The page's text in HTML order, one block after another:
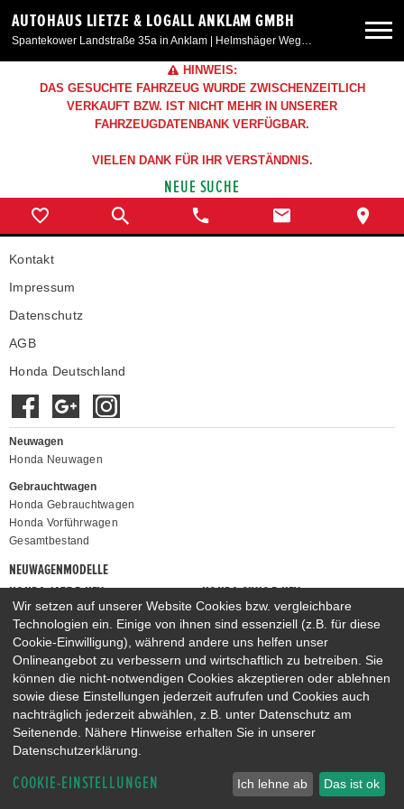
AUTOHAUS LIETZE & LOGALL ANKLAM GMBH
Spantekower Landstraße 35a in Anklam | Helmshäger Weg 6 in Weitenhagen/Greifswald
Neuwagen
Angebote
Service & Zubehör
Unser Autohaus
HINWEIS:
DAS GESUCHTE FAHRZEUG WURDE ZWISCHENZEITLICH
VERKAUFT BZW. IST NICHT MEHR IN UNSERER
FAHRZEUGDATENBANK VERFÜGBAR.
VIELEN DANK FÜR IHR VERSTÄNDNIS.
NEUE SUCHE
Kontakt
Impressum
Datenschutz
AGB
Honda Deutschland
Neuwagen
Honda Neuwagen
Gebrauchtwagen
Honda Gebrauchtwagen
Honda Vorführwagen
Gesamtbestand
NEUWAGENMODELLE
HONDA JAZZ E:HEV
HONDA CIVIC E:HEV
HONDA PRELUDE E:HEV
HONDA HR-V E:HEV
HONDA ZR-V E:HEV
HONDA CR-V E:HEV & E:PHEV
Wir setzen auf unserer Website Cookies bzw. vergleichbare
Technologien ein. Einige von ihnen sind essenziell (z.B. für diese
Cookie-Einwilligung), während andere uns helfen unser
Onlineangebot zu verbessern und wirtschaftlich zu betreiben. Sie
können die nicht-notwendigen Cookies akzeptieren oder ablehnen
sowie diese Einstellungen jederzeit aufrufen und Cookies auch
nachträglich jederzeit abwählen, z.B. unter Datenschutz am
Seitenende. Nähere Hinweise erhalten Sie in unserer
Datenschutzerklärung.
COOKIE-EINSTELLUNGEN Ich lehne ab Das ist ok